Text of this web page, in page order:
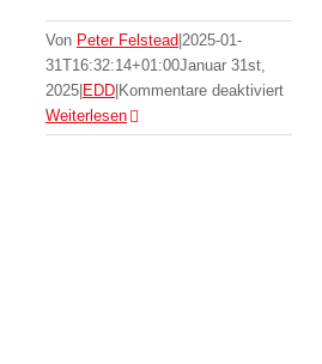
Von Peter Felstead 2025-01-
31T16:32:14+01:00Januar 31st,
2025 EDD Kommentare deaktiviertfür
agrees
Weiterlesen
US test team
conducts first dual,
external GBU-54